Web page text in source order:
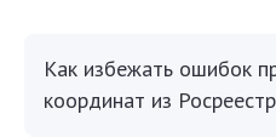
Как избежать ошибок
координат из